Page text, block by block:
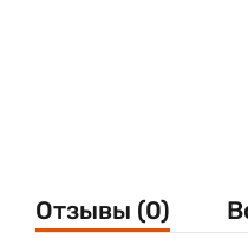
Отзывы (0)